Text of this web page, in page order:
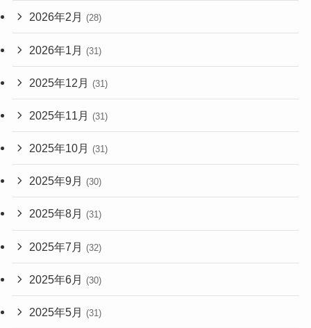
2026年2月 (28)
2026年1月 (31)
2025年12月 (31)
2025年11月 (31)
2025年10月 (31)
2025年9月 (30)
2025年8月 (31)
2025年7月 (32)
2025年6月 (30)
2025年5月 (31)